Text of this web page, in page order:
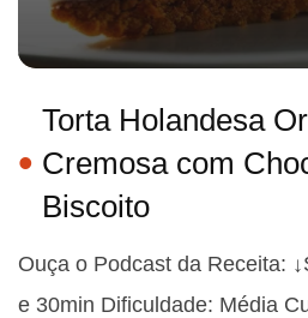
Torta Holandesa
Cremosa com
Biscoito
Ouça o Podcast da Receita:
e 30min Dificuldade: Média